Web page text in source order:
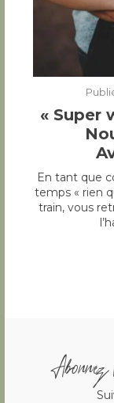
« Super
En tant que
temps « rien
train, vous